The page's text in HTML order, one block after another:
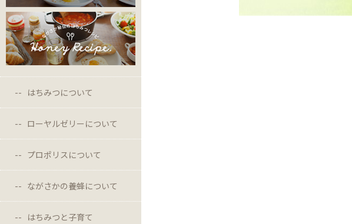
はちみつについて
ローヤルゼリーについて
プロポリスについて
ながさかの養蜂について
はちみつと子育て